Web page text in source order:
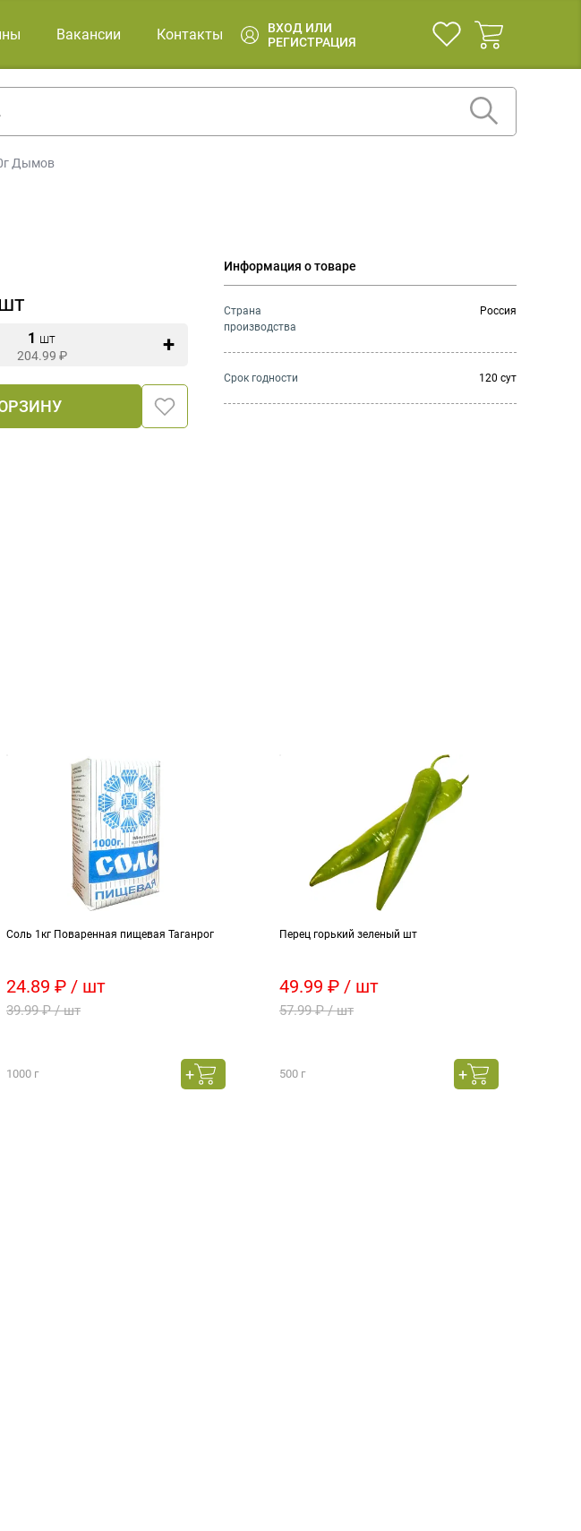
Вакансии Контакты
ВХОД ИЛИ
РЕГИСТРАЦИЯ
Дымов
1 шт
204.99 ₽
Информация о товаре
Страна
производства
Россия
Cрок годности 120 сут
Соль 1кг Поваренная пищевая Таганрог
24.89 ₽ / шт
39.99 ₽ / шт
1000 г
Перец горький зеленый шт
49.99 ₽ / шт
57.99 ₽ / шт
500 г